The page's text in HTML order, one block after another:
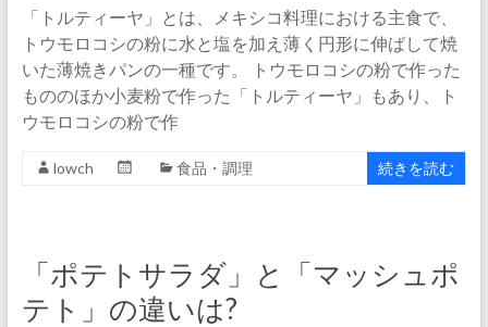
「トルティーヤ」とは、メキシコ料理における主食で、
トウモロコシの粉に水と塩を加え薄く円形に伸ばして焼
いた薄焼きパンの一種です。 トウモロコシの粉で作った
もののほか小麦粉で作った「トルティーヤ」もあり、ト
ウモロコシの粉で作
lowch 食品・調理 続きを読む
「ポテトサラダ」と「マッシュポ
テト」の違いは?